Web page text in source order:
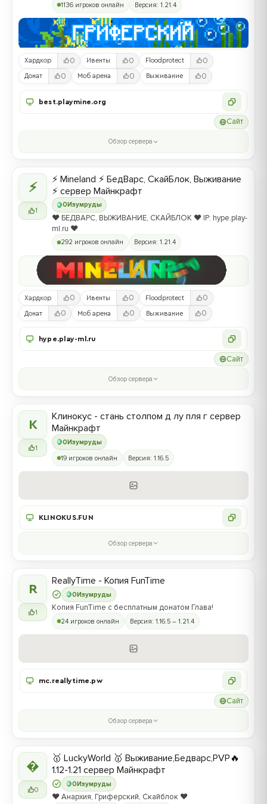
1136 игроков онлайн Версия: 1.21.4
Хардкор 0 Ивенты 0 Floodprotect 0
Донат 0 Моб арена 0 Выживание 0
best.playmine.org
Сайт
Обзор сервера
⚡
1
0 Изумруды
⚡ Mineland ⚡ БедВарс, СкайБлок, Выживание
⚡ сервер Майнкрафт
❤️ БЕДВАРС, ВЫЖИВАНИЕ, СКАЙБЛОК ❤️ IP: hype.play-
ml.ru ❤️
292 игроков онлайн Версия: 1.21.4
Хардкор 0 Ивенты 0 Floodprotect 0
Донат 0 Моб арена 0 Выживание 0
hype.play-ml.ru
Сайт
Обзор сервера
К
1
0Изумруды
Клинокус - стань столпом д лу пля г сервер
Майнкрафт
19 игроков онлайн Версия: 1.16.5
KLINOKUS.FUN
Обзор сервера
R
1
0Изумруды
ReallyTime - Копия FunTime
Копия FunTime с бесплатным донатом Глава!
24 игроков онлайн Версия: 1.16.5 – 1.21.4
mc.reallytime.pw
Сайт
Обзор сервера

0
0Изумруды
🥇 LuckyWorld 🥇 Выживание,Бедварс,PVP🔥
1.12-1.21 сервер Майнкрафт
❤️ Анархия, Гриферский, Скайблок ❤️